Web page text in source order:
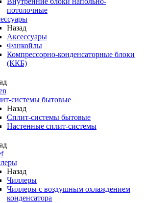
потолочные
Назад
Аксессуары
Фанкойлы
Компрессорно-конденсаторные блоки
(ККБ)
системы бытовые
Назад
Сплит-системы бытовые
Настенные сплит-системы
Назад
Чиллеры
Чиллеры с воздушным охлаждением
конденсатора